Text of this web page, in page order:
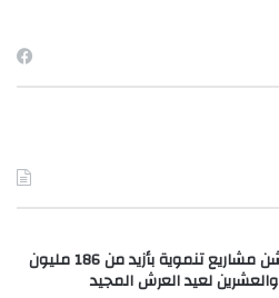
عامل إقليم صفرو يطلق ويدشن مشاريع تنموية بأزيد من 186 مليون
لعيد العرش المجيد